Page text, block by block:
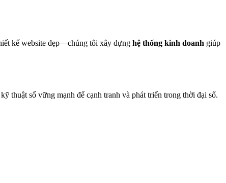
kế website đẹp—chúng tôi xây dựng hệ thống kinh doanh giúp
số vững mạnh để cạnh tranh và phát triển trong thời đại số.